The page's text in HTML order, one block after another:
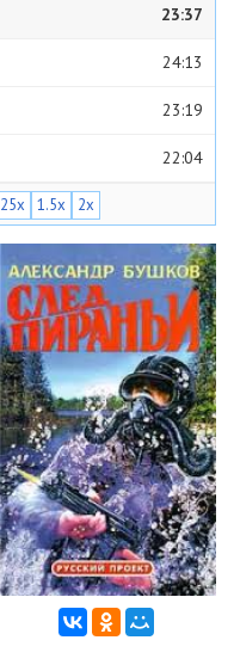
23:37
24:13
23:19
22:04
21:07
21:37
39:59
21:03
22:25
22:29
25:44
37:19
1.5x 2x